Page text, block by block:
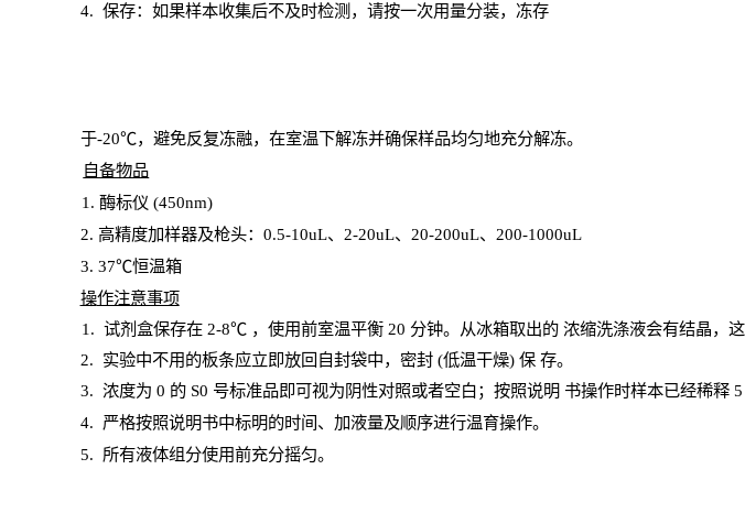
4. 保存：如果样本收集后不及时检测，请按一次用量分装，冻存
于-20℃，避免反复冻融，在室温下解冻并确保样品均匀地充分解冻。
自备物品
1 . 酶标仪 (450nm)
2. 高精度加样器及枪头： 0.5-10uL、 2-20uL、 20-200uL、 200-1000uL
3. 37℃恒温箱
操作注意事项
1. 试剂盒保存在 2-8℃ ，使用前室温平衡 20 分钟。从冰箱取出的 浓缩洗涤液会有结晶，
2. 实验中不用的板条应立即放回自封袋中，密封(低温干燥) 保 存。
3. 浓度为 0 的 S0 号标准品即可视为阴性对照或者空白；按照说明 书操作时样本已经稀释5
4. 严格按照说明书中标明的时间、加液量及顺序进行温育操作。
5. 所有液体组分使用前充分摇匀。